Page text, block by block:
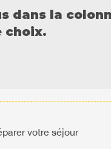
dans la
choix.
votre séjour